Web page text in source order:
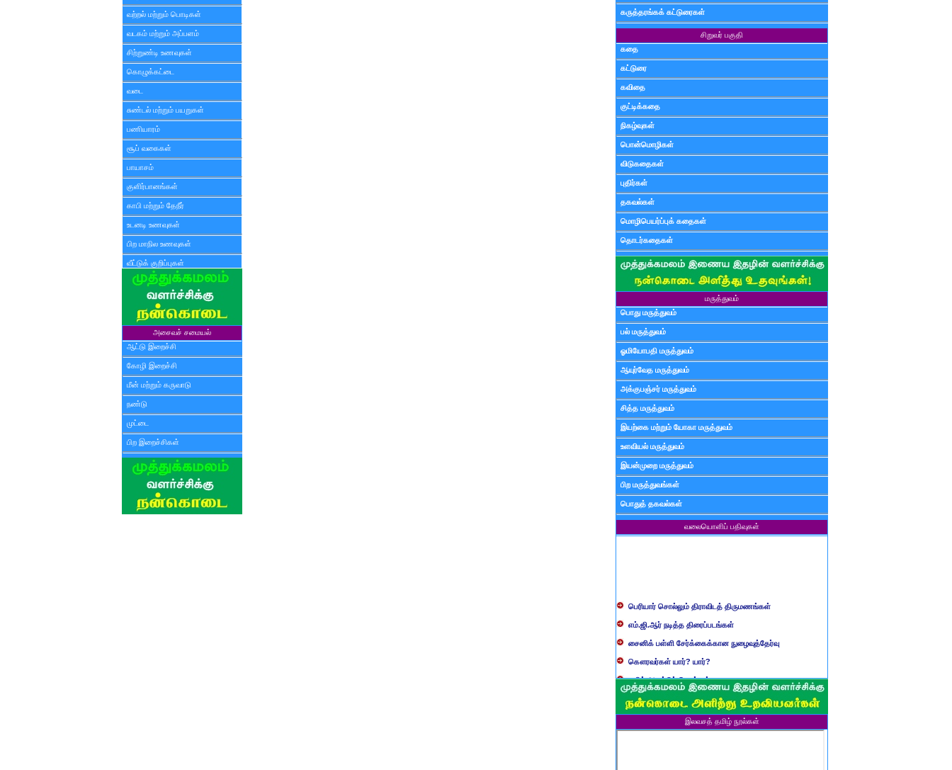
வற்றல் மற்றும் பொடிகள்
வடகம் மற்றும் அப்பளம்
சிற்றுண்டி உணவுகள்
கொழுக்கட்டை
வடை
சுண்டல் மற்றும் பயறுகள்
பணியாரம்
சூப் வகைகள்
பாயாசம்
குளிர்பானங்கள்
காபி மற்றும் தேநீர்
உடனடி உணவுகள்
பிற மாநில உணவுகள்
வீட்டுக் குறிப்புகள்
அசைவச் சமையல்
ஆட்டு இறைச்சி
கோழி இறைச்சி
மீன் மற்றும் கருவாடு
நண்டு
முட்டை
பிற இறைச்சிகள்
கருத்தரங்கக் கட்டுரைகள்
சிறுவர் பகுதி
கதை
கட்டுரை
கவிதை
குட்டிக்கதை
நிகழ்வுகள்
பொன்மொழிகள்
விடுகதைகள்
புதிர்கள்
தகவல்கள்
மொழிபெயர்ப்புக் கதைகள்
தொடர்கதைகள்
மருத்துவம்
பொது மருத்துவம்
பல் மருத்துவம்
ஓமியோபதி மருத்துவம்
ஆயுர்வேத மருத்துவம்
அக்குபஞ்சர் மருத்துவம்
சித்த மருத்துவம்
இயற்கை மற்றும் யோகா மருத்துவம்
உளவியல் மருத்துவம்
இயன்முறை மருத்துவம்
பிற மருத்துவங்கள்
பொதுத் தகவல்கள்
வலையொளிப் பதிவுகள்
எம்.ஜி.ஆர் நடித்த திரைப்படங்கள்
சைனிக் பள்ளி சேர்க்கைக்கான நுழைவுத்தேர்வு
கௌரவர்கள் யார்? யார்?
தமிழ் ஆண்டுப் பெயர்கள்
பிள்ளையார் சுழி வந்தது எப்படி?
வருவது போவது, வந்தால் போகாது, போனால் வராது...?
பண்டைய படைப் பெயர்கள்இலவசத் தமிழ் நூல்கள்